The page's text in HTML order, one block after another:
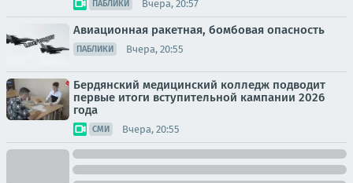
ПАБЛИКИ Вчера, 20:57
Авиационная ракетная, бомбовая опасность
ПАБЛИКИ Вчера, 20:55
Бердянский медицинский колледж подводит
первые итоги вступительной кампании 2026
года
СМИ Вчера, 20:55